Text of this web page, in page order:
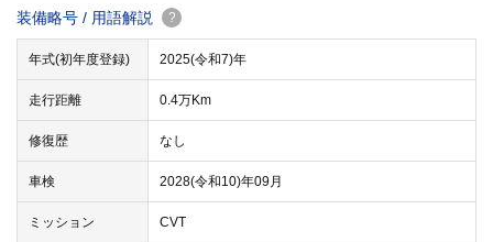
装備略号 / 用語解説 ?
年式(初年度登録) 2025(令和7)年
走行距離 0.4万Km
修復歴 なし
車検 2028(令和10)年09月
ミッション CVT